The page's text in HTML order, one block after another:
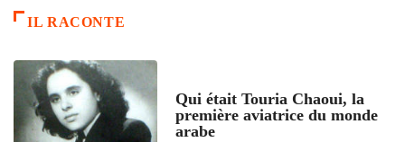
IL RACONTE
Qui était Touria Chaoui, la
première aviatrice du monde
arabe